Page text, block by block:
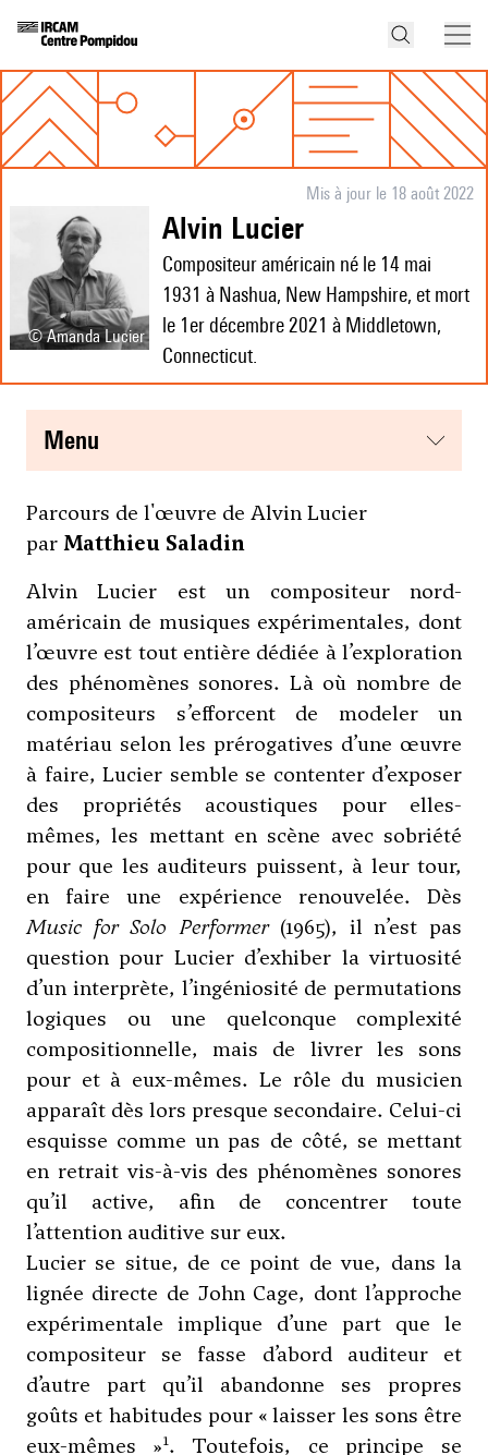
© Amanda Lucier
Mis à jour le 18 août 2022
Alvin Lucier
Compositeur américain né le 14 mai
1931 à Nashua, New Hampshire, et mort
le 1er décembre 2021 à Middletown,
Connecticut.
menu
Parcours de l'œuvre de Alvin Lucier
parMatthieu Saladin
Alvin Lucier est un compositeur nord-
américain de musiques expérimentales, dont
l’œuvre est tout entière dédiée à l’exploration
des phénomènes sonores. Là où nombre de
compositeurs s’efforcent de modeler un
matériau selon les prérogatives d’une œuvre
à faire, Lucier semble se contenter d’exposer
des propriétés acoustiques pour elles-
mêmes, les mettant en scène avec sobriété
pour que les auditeurs puissent, à leur tour,
en faire une expérience renouvelée. Dès
Music for Solo Performer(1965), il n’est pas
question pour Lucier d’exhiber la virtuosité
d’un interprète, l’ingéniosité de permutations
logiques ou une quelconque complexité
compositionnelle, mais de livrer les sons
pour et à eux-mêmes. Le rôle du musicien
apparaît dès lors presque secondaire. Celui-ci
esquisse comme un pas de côté, se mettant
en retrait vis-à-vis des phénomènes sonores
qu’il active, afin de concentrer toute
l’attention auditive sur eux.
Lucier se situe, de ce point de vue, dans la
lignée directe de John Cage, dont l’approche
expérimentale implique d’une part que le
compositeur se fasse d’abord auditeur et
d’autre part qu’il abandonne ses propres
goûts et habitudes pour « laisser les sons être
eux-mêmes »1. Toutefois, ce principe se